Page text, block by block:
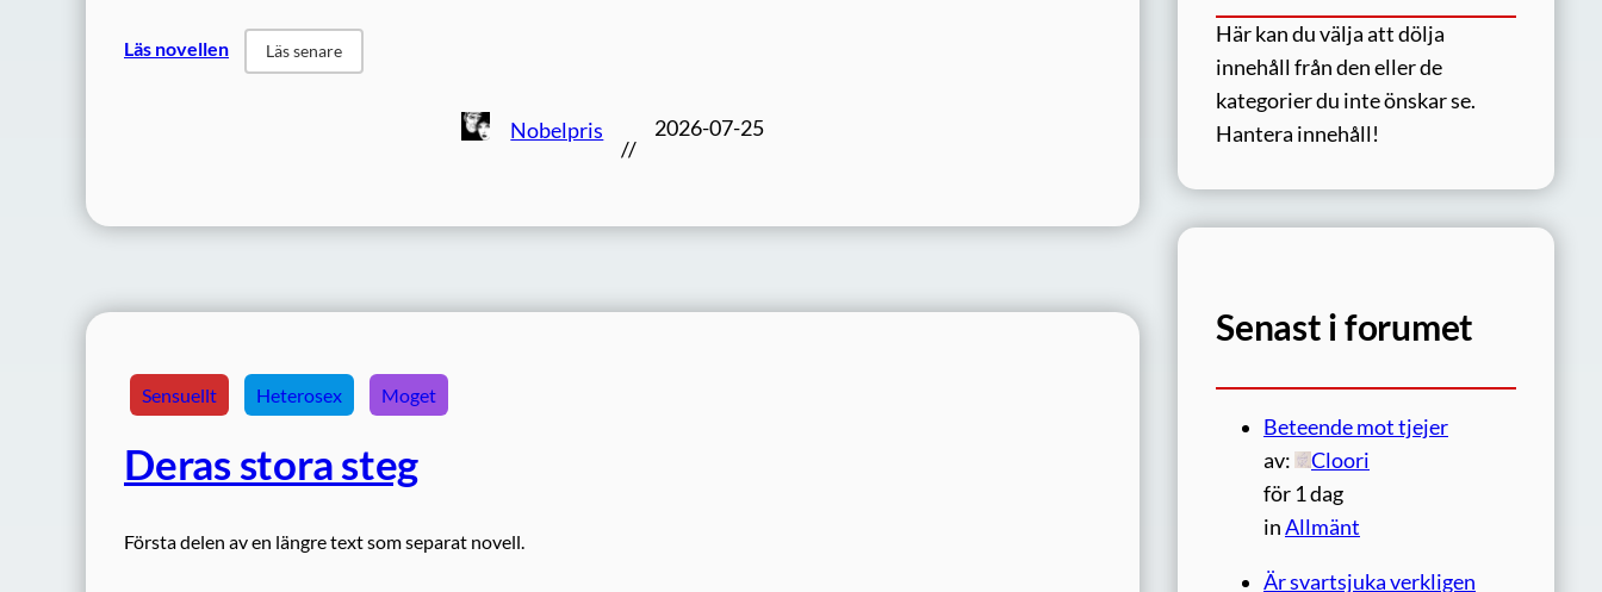
Läs novellen Läs senare
Nobelpris
//
2026-07-25
Sensuellt Heterosex Moget
Deras stora steg
Första delen av en längre text som separat novell.
Här kan du välja att dölja
innehåll från den eller de
kategorier du inte önskar se.
Hantera innehåll!
Senast i forumet
Beteende mot tjejer
av:
Cloori
för 1 dag
inAllmänt
Är svartsjuka verkligen